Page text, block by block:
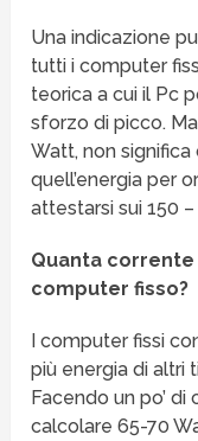
Una indicazione
tutti i computer
teorica a cui il Pc
sforzo di picco.
Watt, non
quell’energia per
attestarsi sui 150
Quanta
computer fisso?
I computer fissi
più energia di altri
Facendo un po’
calcolare 65-70